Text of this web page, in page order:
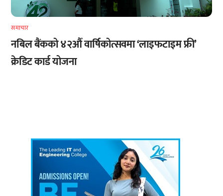
समाचार
नबिल बैंकको ४२औँ वार्षिकोत्सवमा ‘लाइफटाइम फ्री’
क्रेडिट कार्ड योजना